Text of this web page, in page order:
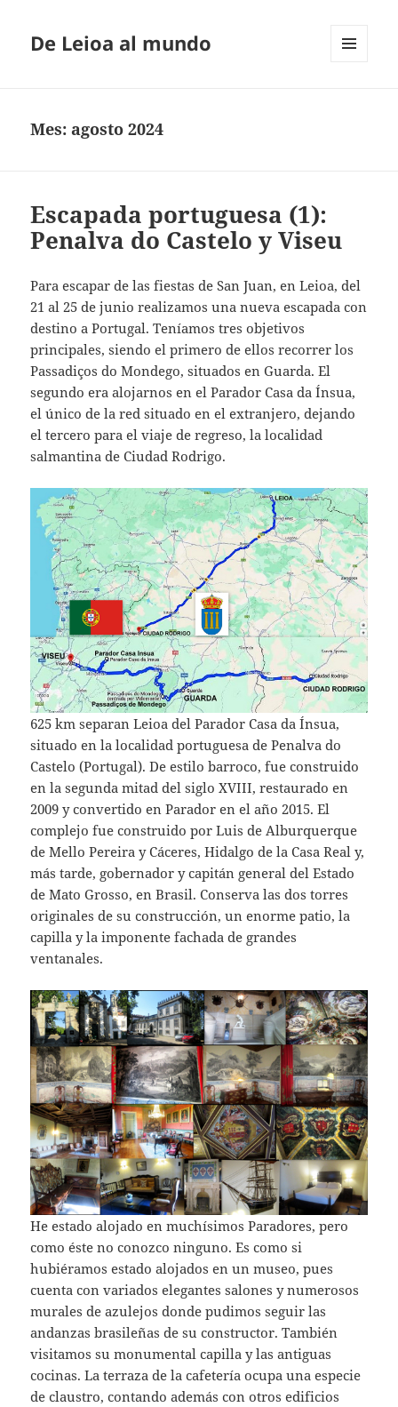
De Leioa al mundo
Mes: agosto 2024
Escapada portuguesa (1):
Penalva do Castelo y Viseu
Para escapar de las fiestas de San Juan, en Leioa, del
21 al 25 de junio realizamos una nueva escapada con
destino a Portugal. Teníamos tres objetivos
principales, siendo el primero de ellos recorrer los
Passadiços do Mondego, situados en Guarda. El
segundo era alojarnos en el Parador Casa da Ínsua,
el único de la red situado en el extranjero, dejando
el tercero para el viaje de regreso, la localidad
salmantina de Ciudad Rodrigo.
625 km separan Leioa del Parador Casa da Ínsua,
situado en la localidad portuguesa de Penalva do
Castelo (Portugal). De estilo barroco, fue construido
en la segunda mitad del siglo XVIII, restaurado en
2009 y convertido en Parador en el año 2015. El
complejo fue construido por Luis de Alburquerque
de Mello Pereira y Cáceres, Hidalgo de la Casa Real y,
más tarde, gobernador y capitán general del Estado
de Mato Grosso, en Brasil. Conserva las dos torres
originales de su construcción, un enorme patio, la
capilla y la imponente fachada de grandes
ventanales.
He estado alojado en muchísimos Paradores, pero
como éste no conozco ninguno. Es como si
hubiéramos estado alojados en un museo, pues
cuenta con variados elegantes salones y numerosos
murales de azulejos donde pudimos seguir las
andanzas brasileñas de su constructor. También
visitamos su monumental capilla y las antiguas
cocinas. La terraza de la cafetería ocupa una especie
de claustro, contando además con otros edificios